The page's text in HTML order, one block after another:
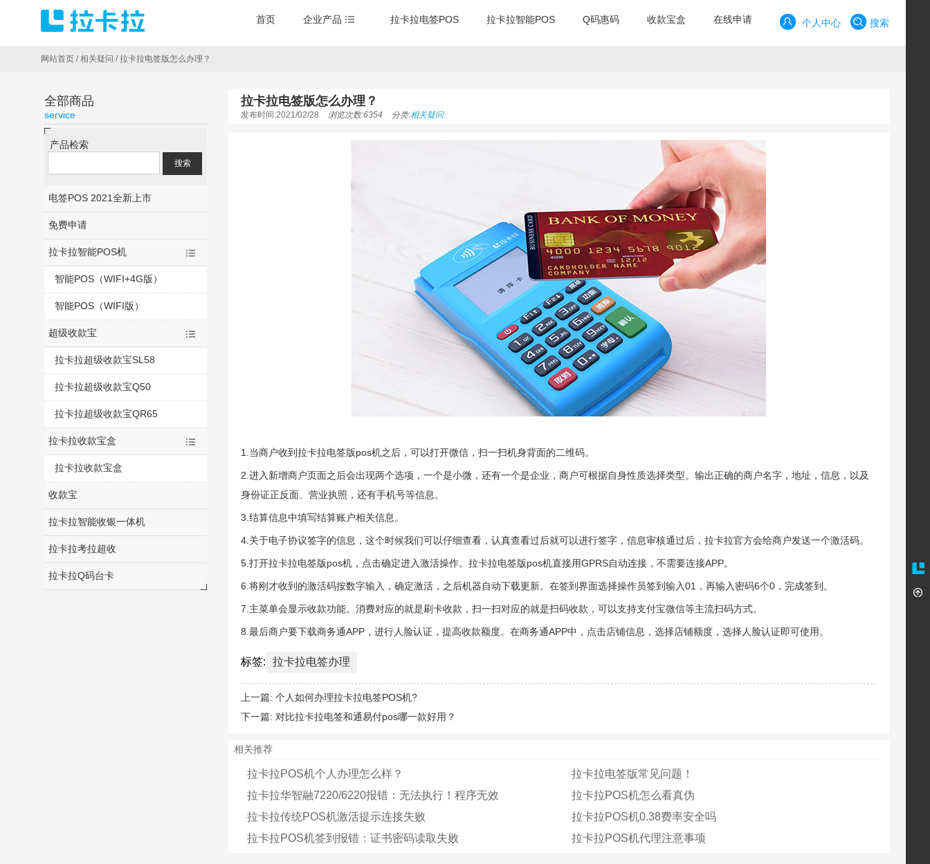
个人中心 搜索
首页 企业产品 拉卡拉电签POS 拉卡拉智能POS Q码惠码 收款宝盒 在线申请
网站首页 /相关疑问 /拉卡拉电签版怎么办理？
全部商品
service
产品检索
电签POS 2021全新上市
免费申请
拉卡拉智能POS机
智能POS（WIFI+4G版）
智能POS（WIFI版）
超级收款宝
拉卡拉超级收款宝SL58
拉卡拉超级收款宝Q50
拉卡拉超级收款宝QR65
拉卡拉收款宝盒
拉卡拉收款宝盒
收款宝
拉卡拉智能收银一体机
拉卡拉考拉超收
拉卡拉Q码台卡
拉卡拉电签版怎么办理？
发布时间:2021/02/28 浏览次数:6354 分类:相关疑问
1.当商户收到拉卡拉电签版pos机之后，可以打开微信，扫一扫机身背面的二维码。
2.进入新增商户页面之后会出现两个选项，一个是小微，还有一个是企业，商户可根据自身性质选择类型。输出正确的商户名字，地址，信息，以及
身份证正反面、营业执照，还有手机号等信息。
3.结算信息中填写结算账户相关信息。
4.关于电子协议签字的信息，这个时候我们可以仔细查看，认真查看过后就可以进行签字，信息审核通过后，拉卡拉官方会给商户发送一个激活码。
5.打开拉卡拉电签版pos机，点击确定进入激活操作。拉卡拉电签版pos机直接用GPRS自动连接，不需要连接APP。
6.将刚才收到的激活码按数字输入，确定激活，之后机器自动下载更新。在签到界面选择操作员签到输入01，再输入密码6个0，完成签到。
7.主菜单会显示收款功能。消费对应的就是刷卡收款，扫一扫对应的就是扫码收款，可以支持支付宝微信等主流扫码方式。
8.最后商户要下载商务通APP，进行人脸认证，提高收款额度。在商务通APP中，点击店铺信息，选择店铺额度，选择人脸认证即可使用。
标签: 拉卡拉电签办理
上一篇: 个人如何办理拉卡拉电签POS机?
下一篇: 对比拉卡拉电签和通易付pos哪一款好用？
相关推荐
拉卡拉POS机个人办理怎么样？
拉卡拉电签版常见问题！
拉卡拉华智融7220/6220报错：无法执行！程序无效
拉卡拉POS机怎么看真伪
拉卡拉传统POS机激活提示连接失败
拉卡拉POS机0.38费率安全吗
拉卡拉POS机签到报错：证书密码读取失败
拉卡拉POS机代理注意事项